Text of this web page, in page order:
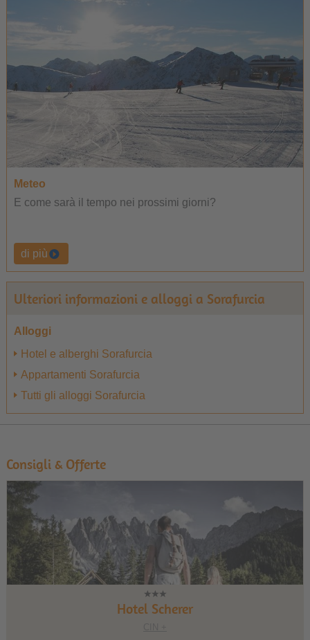
Meteo
E come sarà il tempo nei prossimi giorni?
di più
Ulteriori informazioni e alloggi a Sorafurcia
Alloggi
Hotel e alberghi Sorafurcia
Appartamenti Sorafurcia
Tutti gli alloggi Sorafurcia
Consigli & Offerte
Hotel Scherer